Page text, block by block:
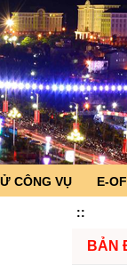
CÔNG VỤ E-
::
BẢN